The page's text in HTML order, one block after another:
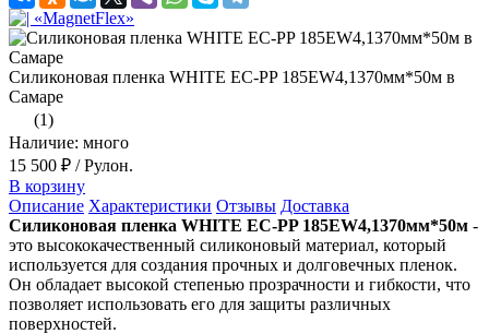
Силиконовая пленка WHITE EC-PP 185EW4,1370мм*50м в
Самаре
(1)
Наличие: много
15 500 ₽ / Рулон.
В корзину
Описание Характеристики Отзывы Доставка
Силиконовая пленка WHITE EC-PP 185EW4,1370мм*50м -
это высококачественный силиконовый материал, который
используется для создания прочных и долговечных пленок.
Он обладает высокой степенью прозрачности и гибкости, что
позволяет использовать его для защиты различных
поверхностей.